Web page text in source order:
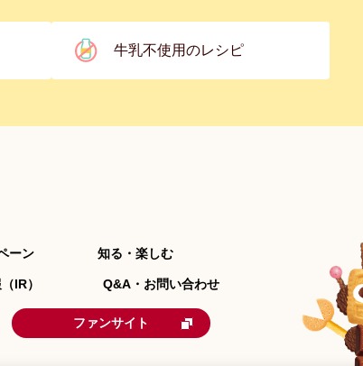
牛乳不使用のレシピ
ーン 知る・楽しむ
IR） Q&A・お問い合わせ
ファンサイト